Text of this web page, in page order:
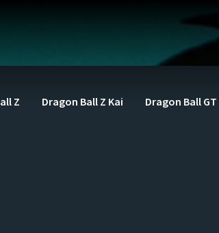
Z Dragon Ball Z Kai Dragon Ball GT